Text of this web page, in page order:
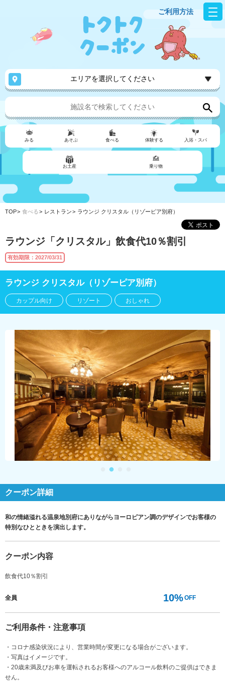
ご利用方法
エリアを選択してください
みる あそぶ 食べる 体験する 入浴・スパ
お土産 乗り物
TOP 食べる レストラン ラウンジ クリスタル（リゾーピア別府）
ラウンジ「クリスタル」飲食代10％割引
有効期限：2027/03/31
ラウンジ クリスタル（リゾーピア別府）
カップル向け リゾート おしゃれ
クーポン詳細
和の情緒溢れる温泉地別府にありながらヨーロピアン調のデザインでお客様の
特別なひとときを演出します。
クーポン内容
飲食代10％割引
全員 10%OFF
ご利用条件・注意事項
・コロナ感染状況により、営業時間が変更になる場合がございます。
・写真はイメージです。
・20歳未満及びお車を運転されるお客様へのアルコール飲料のご提供はできま
せん。